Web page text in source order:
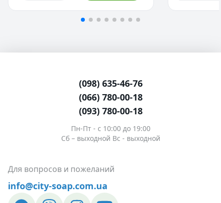
(098) 635-46-76
(066) 780-00-18
(093) 780-00-18
Пн-Пт - c 10:00 до 19:00
Сб – выходной Вс - выходной
Для вопросов и пожеланий
info@city-soap.com.ua